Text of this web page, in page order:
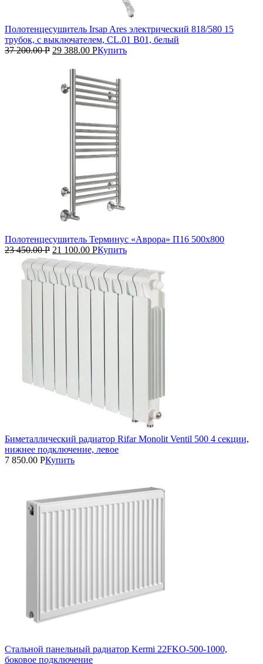
Полотенцесушитель Irsap Ares электрический 818/580 15
трубок, с выключателем, CL.01 B01, белый
37 200.00Р 29 388.00 РКупить
Полотенцесушитель Терминус «Аврора» П16 500х800
23 450.00Р 21 100.00 РКупить
Биметаллический радиатор Rifar Monolit Ventil 500 4 секции,
нижнее подключение, левое
7 850.00 РКупить
Стальной панельный радиатор Kermi 22FKO‑500‑1000,
боковое подключение